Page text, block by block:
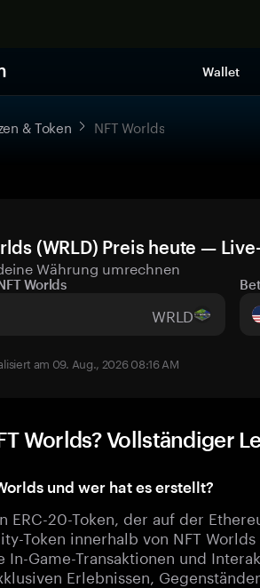
Wallet
& Token NFT Worlds
(WRLD) Preis heute —
Währung umrechnen
Worlds
WRLD
am 09. Aug., 2026 08:16 AM
Worlds? Vollständiger
und wer hat es erstellt?
ERC-20-Token, der auf der
Token innerhalb von NFT
In-Game-Transaktionen und
Erlebnissen,